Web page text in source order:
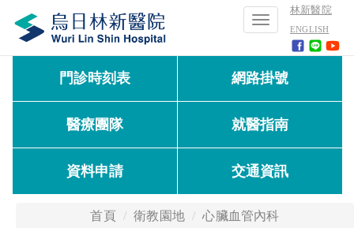
林新醫院
ENGLISH
Toggle
navigation
門診時刻表 網路掛號
醫療團隊 就醫指南
資料申請 交通資訊
首頁 衛教園地
心臟血管內科